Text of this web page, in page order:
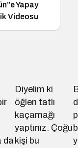
da
Diyelim ki
öğlen tatlı
kaçamağı
yaptınız. Çoğu
kişi bu
Yapay
Videosu